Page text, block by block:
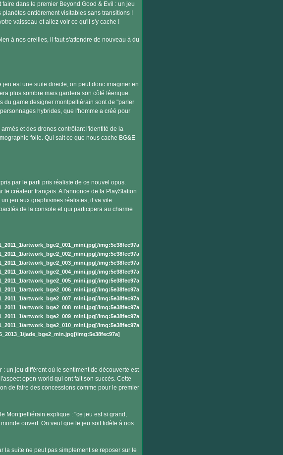
dans le premier Beyond Good & Evil : un jeu
entièrement visitables sans transitions !
vaisseau et allez voir ce qu'il s'y cache !
à nos oreilles, il faut s'attendre de nouveau à du
est une suite directe, on peut donc imaginer en
plus sombre mais gardera son côté féerique.
du game designer montpelliérain sont de "parler
hybrides, que l'homme a créé pour
et des drones contrôlant l'identité de la
folle. Qui sait ce que nous cache BG&E
par le parti pris réaliste de ce nouvel opus.
créateur français. A l'annonce de la PlayStation
jeu aux graphismes réalistes, il va vite
de la console et qui participera au charme
artwork_bge2_001_mini.jpg[/img:5e38fec97a]
artwork_bge2_002_mini.jpg[/img:5e38fec97a]
artwork_bge2_003_mini.jpg[/img:5e38fec97a]
artwork_bge2_004_mini.jpg[/img:5e38fec97a]
artwork_bge2_005_mini.jpg[/img:5e38fec97a]
artwork_bge2_006_mini.jpg[/img:5e38fec97a]
artwork_bge2_007_mini.jpg[/img:5e38fec97a]
artwork_bge2_008_mini.jpg[/img:5e38fec97a]
artwork_bge2_009_mini.jpg[/img:5e38fec97a]
artwork_bge2_010_mini.jpg[/img:5e38fec97a]
jade_bge2_min.jpg[/img:5e38fec97a]
un jeu différent où le sentiment de découverte est
open-world qui ont fait son succès. Cette
de faire des concessions comme pour le premier
Montpelliérain explique : "ce jeu est si grand,
ouvert. On veut que le jeu soit fidèle à nos
la suite ne peut pas simplement se reposer sur le